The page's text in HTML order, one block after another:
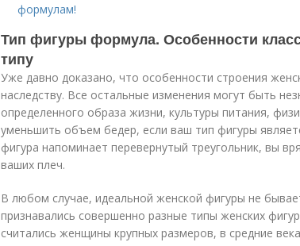
формулам!
Тип фигуры формула. Особенности
типу
Уже давно доказано, что особенности строения
наследству. Все остальные изменения могут быть
определенного образа жизни, культуры питания,
уменьшить объем бедер, если ваш тип фигуры
фигура напоминает перевернутый треугольник, вы
ваших плеч.
В любом случае, идеальной женской фигуры не
признавались совершенно разные типы женских
считались женщины крупных размеров, в средние